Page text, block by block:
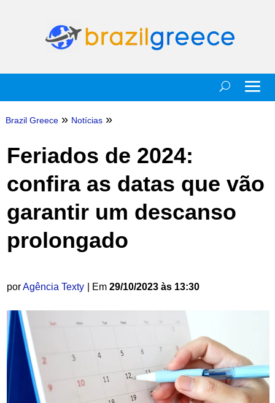
Brazil Greece » Notícias »
Feriados de 2024:
confira as datas que vão
garantir um descanso
prolongado
porAgência Texty | Em 29/10/2023 às 13:30